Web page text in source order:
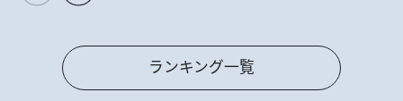
ランキング一覧